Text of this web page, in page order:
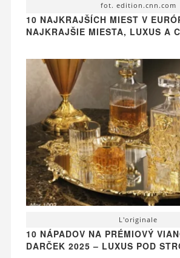
fot. edition.cnn.com
10 NAJKRAJŠÍCH MIEST V
NAJKRAJŠIE MIESTA, LUXUS A
L'originale
10 NÁPADOV NA PRÉMIOVÝ
DARČEK 2025 – LUXUS POD